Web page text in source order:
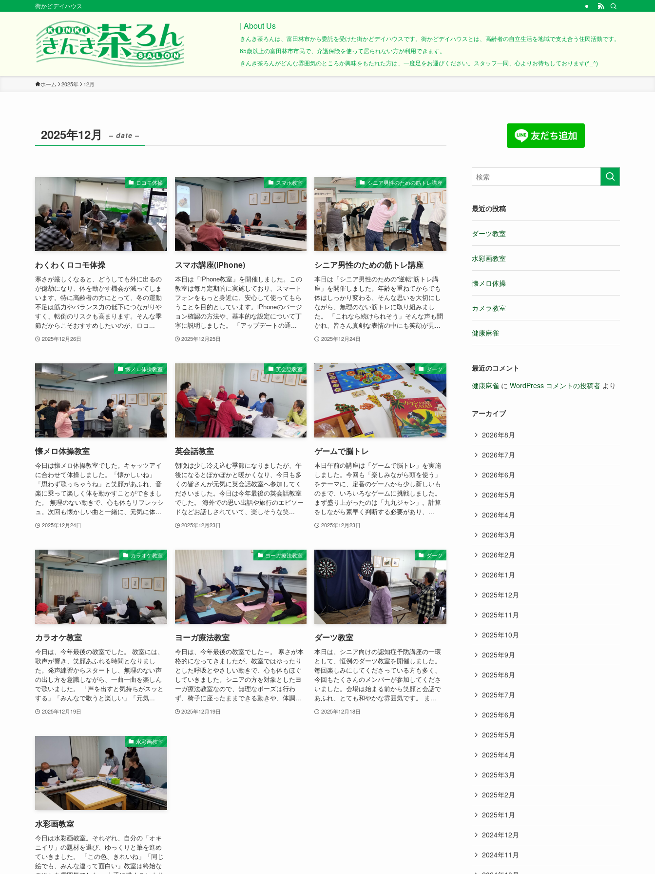
街かどデイハウス
| About Us
きんき茶ろんは、富田林市から委託を受けた街かどデイハウスです。街かどデイハウスとは、高齢者の自立生活を地域で支え合う住民活動です。
65歳以上の富田林市市民で、介護保険を使って居られない方が利用できます。
きんき茶ろんがどんな雰囲気のところか興味をもたれた方は、一度足をお運びください。スタッフ一同、心よりお待ちしております(^_^)
ホーム 2025年 12月
2025年12月 – date –
ロコモ体操
わくわくロコモ体操
寒さが厳しくなると、どうしても外に出るの
が億劫になり、体を動かす機会が減ってしま
います。特に高齢者の方にとって、冬の運動
不足は筋力やバランス力の低下につながりや
すく、転倒のリスクも高まります。そんな季
節だからこそおすすめしたいのが、ロコ...
2025年12月26日
スマホ教室
スマホ講座(iPhone)
本日は「iPhone教室」を開催しました。この
教室は毎月定期的に実施しており、スマート
フォンをもっと身近に、安心して使ってもら
うことを目的としています。iPhoneのバージ
ョン確認の方法や、基本的な設定について丁
寧に説明しました。 「アップデートの通...
2025年12月25日
シニア男性のための筋トレ講座
シニア男性のための筋トレ講座
本日は「シニア男性のための”逆転”筋トレ講
座」を開催しました。年齢を重ねてからでも
体はしっかり変わる、そんな思いを大切にし
ながら、無理のない筋トレに取り組みまし
た。 「これなら続けられそう」そんな声も聞
かれ、皆さん真剣な表情の中にも笑顔が見...
2025年12月24日
懐メロ体操教室
懐メロ体操教室
今日は懐メロ体操教室でした。キャッツアイ
に合わせて体操しました。「懐かしいね」
「思わず歌っちゃうね」と笑顔があふれ、音
楽に乗って楽しく体を動かすことができまし
た。 無理のない動きで、心も体もリフレッシ
ュ。次回も懐かしい曲と一緒に、元気に体...
2025年12月24日
英会話教室
英会話教室
朝晩は少し冷え込む季節になりましたが、午
後になるとぽかぽかと暖かくなり、今日も多
くの皆さんが元気に英会話教室へ参加してく
ださいました。今日は今年最後の英会話教室
でした。 海外での思い出話や旅行のエピソー
ドなどお話しされていて、楽しそうな笑...
2025年12月23日
ダーツ
ゲームで脳トレ
本日午前の講座は「ゲームで脳トレ」を実施
しました。今回も「楽しみながら頭を使う」
をテーマに、定番のゲームから少し新しいも
のまで、いろいろなゲームに挑戦しました。
まず盛り上がったのは「九九ジャン」。計算
をしながら素早く判断する必要があり、...
2025年12月23日
カラオケ教室
カラオケ教室
今日は、今年最後の教室でした。 教室には、
歌声が響き、笑顔あふれる時間となりまし
た。発声練習からスタートし、無理のない声
の出し方を意識しながら、一曲一曲を楽しん
で歌いました。 「声を出すと気持ちがスッと
する」「みんなで歌うと楽しい」「元気...
2025年12月19日
ヨーガ療法教室
ヨーガ療法教室
今日は、今年最後の教室でした～。 寒さが本
格的になってきましたが、教室ではゆったり
とした呼吸とやさしい動きで、心も体もほぐ
していきました。シニアの方を対象としたヨ
ーガ療法教室なので、無理なポーズは行わ
ず、椅子に座ったままできる動きや、体調...
2025年12月19日
ダーツ
ダーツ教室
本日は、シニア向けの認知症予防講座の一環
として、恒例のダーツ教室を開催しました。
毎回楽しみにしてくださっている方も多く、
今回もたくさんのメンバーが参加してくださ
いました。会場は始まる前から笑顔と会話で
あふれ、とても和やかな雰囲気です。 ま...
2025年12月18日
水彩画教室
水彩画教室
今日は水彩画教室。それぞれ、自分の「オキ
ニイリ」の題材を選び、ゆっくりと筆を進め
ていきました。 「この色、きれいね」「同じ
絵でも、みんな違って面白い」教室は終始な
最近の投稿
ダーツ教室
水彩画教室
懐メロ体操
カメラ教室
健康麻雀
最近のコメント
健康麻雀 に WordPress コメントの投稿者 より
アーカイブ
2026年8月
2026年7月
2026年6月
2026年5月
2026年4月
2026年3月
2026年2月
2026年1月
2025年12月
2025年11月
2025年10月
2025年9月
2025年8月
2025年7月
2025年6月
2025年5月
2025年4月
2025年3月
2025年2月
2025年1月
2024年12月
2024年11月